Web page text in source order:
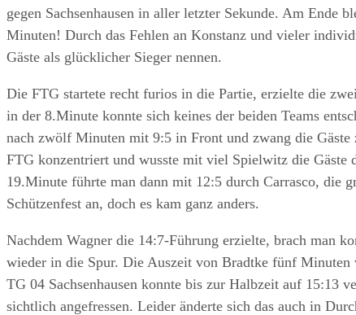
gegen Sachsenhausen in aller letzter Sekunde. Am Ende
Minuten! Durch das Fehlen an Konstanz und vieler
Gäste als glücklicher Sieger nennen.
Die FTG startete recht furios in die Partie, erzielte die
in der 8.Minute konnte sich keines der beiden Teams
nach zwölf Minuten mit 9:5 in Front und zwang die
FTG konzentriert und wusste mit viel Spielwitz die Gäste
19.Minute führte man dann mit 12:5 durch Carrasco, die
Schützenfest an, doch es kam ganz anders.
Nachdem Wagner die 14:7-Führung erzielte, brach man
wieder in die Spur. Die Auszeit von Bradtke fünf Minuten
TG 04 Sachsenhausen konnte bis zur Halbzeit auf 15:13
sichtlich angefressen. Leider änderte sich das auch in